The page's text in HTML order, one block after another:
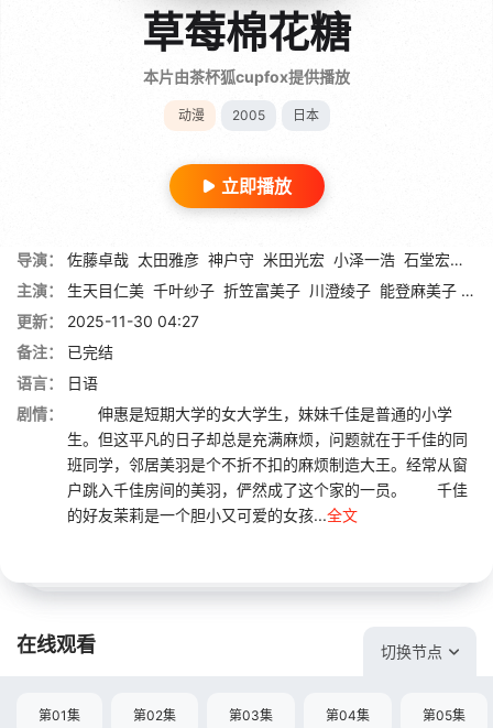
草莓棉花糖
本片由茶杯狐cupfox提供播放
动漫 2005 日本
立即播放
导演： 佐藤卓哉 太田雅彦 神户守 米田光宏 小泽一浩 石堂宏之
主演：
生天目仁美 千叶纱子 折笠富美子 川澄绫子 能登麻美子 皆
更新：
2025-11-30 04:27
备注：
已完结
语言：
日语
剧情：
伸惠是短期大学的女大学生，妹妹千佳是普通的小学
生。但这平凡的日子却总是充满麻烦，问题就在于千佳的同
班同学，邻居美羽是个不折不扣的麻烦制造大王。经常从窗
户跳入千佳房间的美羽，俨然成了这个家的一员。 千佳
的好友茉莉是一个胆小又可爱的女孩...全文
在线观看 切换节点
第01集 第02集 第03集 第04集 第05集